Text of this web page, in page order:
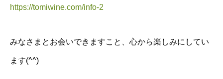
https://tomiwine.com/info-2
みなさまとお会いできますこと、心から楽しみにしてい
ます(^^)